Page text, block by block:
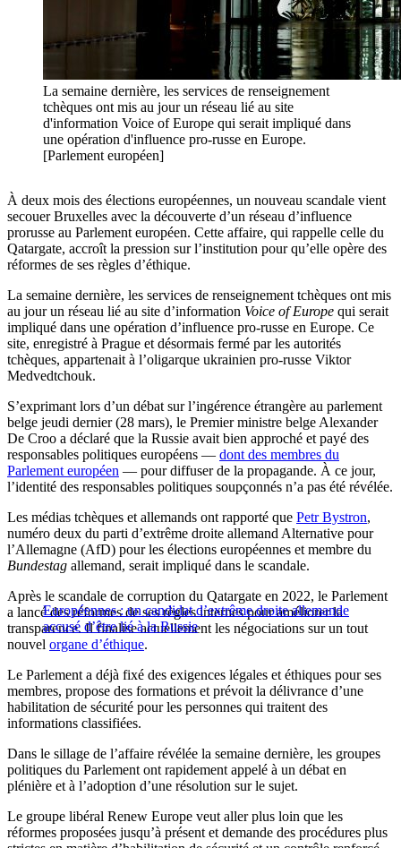
La semaine dernière, les services de renseignement
tchèques ont mis au jour un réseau lié au site
d'information Voice of Europe qui serait impliqué dans
une opération d'influence pro-russe en Europe.
[Parlement européen]
À deux mois des élections européennes, un nouveau scandale vient
secouer Bruxelles avec la découverte d’un réseau d’influence
prorusse au Parlement européen. Cette affaire, qui rappelle celle du
Qatargate, accroît la pression sur l’institution pour qu’elle opère des
réformes de ses règles d’éthique.
La semaine dernière, les services de renseignement tchèques ont mis
au jour un réseau lié au site d’information Voice of Europe qui serait
impliqué dans une opération d’influence pro-russe en Europe. Ce
site, enregistré à Prague et désormais fermé par les autorités
tchèques, appartenait à l’oligarque ukrainien pro-russe Viktor
Medvedtchouk.
S’exprimant lors d’un débat sur l’ingérence étrangère au parlement
belge jeudi dernier (28 mars), le Premier ministre belge Alexander
De Croo a déclaré que la Russie avait bien approché et payé des
responsables politiques européens — dont des membres du
Parlement européen — pour diffuser de la propagande. À ce jour,
l’identité des responsables politiques soupçonnés n’a pas été révélée.
Les médias tchèques et allemands ont rapporté que Petr Bystron,
numéro deux du parti d’extrême droite allemand Alternative pour
l’Allemagne (AfD) pour les élections européennes et membre du
Bundestag allemand, serait impliqué dans le scandale.
Européennes : un candidat d’extrême droite allemande
accusé d’être lié à la Russie
Après le scandale de corruption du Qatargate en 2022, le Parlement
a lancé des réformes de ses règles internes pour améliorer la
transparence. Il finalise actuellement les négociations sur un tout
nouvel organe d’éthique.
Le Parlement a déjà fixé des exigences légales et éthiques pour ses
membres, propose des formations et prévoit la délivrance d’une
habilitation de sécurité pour les personnes qui traitent des
informations classifiées.
Dans le sillage de l’affaire révélée la semaine dernière, les groupes
politiques du Parlement ont rapidement appelé à un débat en
plénière et à l’adoption d’une résolution sur le sujet.
Le groupe libéral Renew Europe veut aller plus loin que les
réformes proposées jusqu’à présent et demande des procédures plus